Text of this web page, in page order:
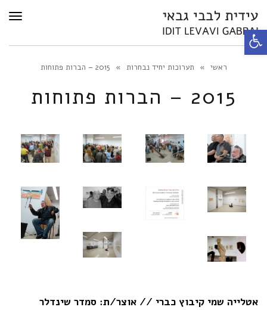
פתח
סרגל
נגישותראשי » תערוכות יחיד נבחרות » 2015 – הברות פתוחות
2015 – הברות פתוחות
אטלייה שמי קיבוץ כברי // אוצר/ת: סמדר שינדלר